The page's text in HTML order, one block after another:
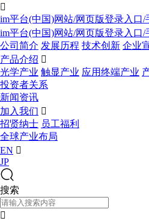

im平台(中国)网站/网页版登录入口/
im平台(中国)网站/网页版登录入口/
公司简介 发展历程 技术创新 企业
产品介绍 
光学产业 触显产业 应用终端产业
投资者关系
新闻资讯
加入我们 
招贤纳士 员工福利
全球产业布局
EN 
JP
搜索
